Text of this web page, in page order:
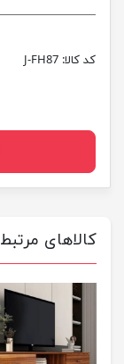
کد کالا: J-FH87
کالاهای مرتبط